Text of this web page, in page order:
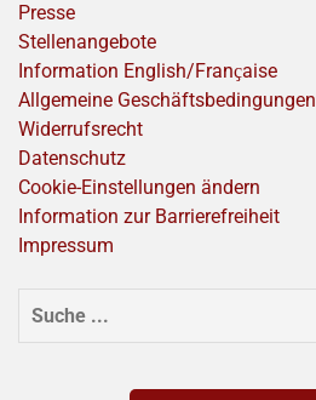
Presse
Stellenangebote
Information English/Franҫaise
Allgemeine Geschäftsbedingungen
Widerrufsrecht
Datenschutz
Cookie-Einstellungen ändern
Information zur Barrierefreiheit
Impressum
SUCHEN